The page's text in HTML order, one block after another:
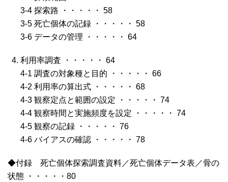
3-4 探索路 ・・・・・ 58
3-5 死亡個体の記録 ・・・・・ 58
3-6 データの管理 ・・・・・ 64
利用率調査 ・・・・・ 64
4-1 調査の対象種と目的 ・・・・・ 66
4-2 利用率の算出式 ・・・・・ 68
4-3 観察定点と範囲の設定 ・・・・・ 74
4-4 観察時間と実施頻度を設定 ・・・・・ 74
4-5 観察の記録 ・・・・・ 76
4-6 バイアスの確認 ・・・・・ 78
◆付録 死亡個体探索調査資料／死亡個体データ表／骨の
状態 ・・・・・80